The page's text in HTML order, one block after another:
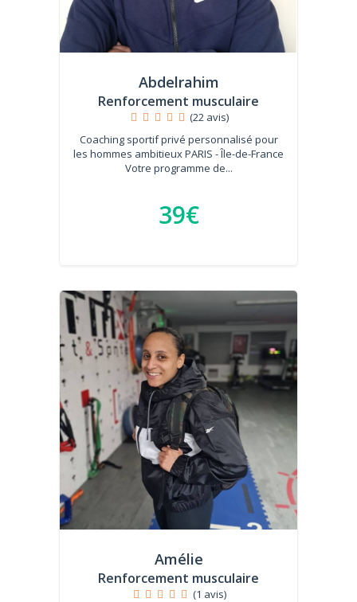
Abdelrahim
Renforcement musculaire
(22 avis)
Coaching sportif privé personnalisé pour
les hommes ambitieux PARIS - Île-de-France
Votre programme de...
39€
Amélie
Renforcement musculaire
(1 avis)